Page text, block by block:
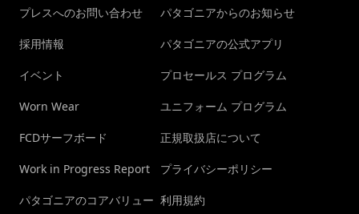
プレスへのお問い合わせ
採用情報
イベント
Worn Wear
FCDサーフボード
Work in Progress Report
パタゴニアのコアバリュー
パタゴニアからのお知らせ
パタゴニアの公式アプリ
プロセールス プログラム
ユニフォーム プログラム
正規取扱店について
プライバシーポリシー
利用規約